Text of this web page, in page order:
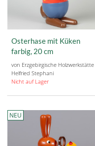
Osterhase mit Küken
farbig, 20 cm
von Erzgebirgische Holzwerkstätte
Helfried Stephani
Nicht auf Lager
NEU